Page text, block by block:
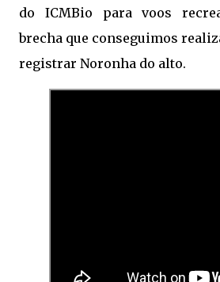
do ICMBio para voos
brecha que conseguimos
registrar Noronha do alto.